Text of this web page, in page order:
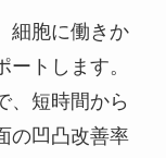
細胞に働きか
トします。
、短時間から
の凹凸改善率